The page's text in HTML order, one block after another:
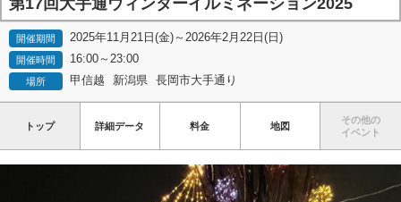
第17回大手通ウィンターイルミネーション2025
開催期間 2025年11月21日(金)～2026年2月22日(日)
開催時間 16:00～23:00
場所 甲信越 新潟県 長岡市大手通り
トップ 詳細データ 料金 地図
その他の
イベント